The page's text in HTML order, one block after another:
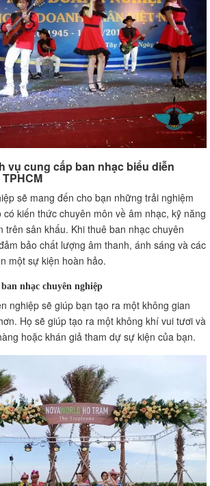
vụ cung cấp ban nhạc biểu diễn
sẽ mang đến cho bạn những trải nghiệm
kiến thức chuyên môn về âm nhạc, kỹ năng
trên sân khấu. Khi thuê ban nhạc chuyên
bảo chất lượng âm thanh, ánh sáng và các
một sự kiện hoàn hảo.
nhạc chuyên nghiệp
nghiệp sẽ giúp bạn tạo ra một không gian
Họ sẽ giúp tạo ra một không khí vui tươi và
hoặc khán giả tham dự sự kiện của bạn.